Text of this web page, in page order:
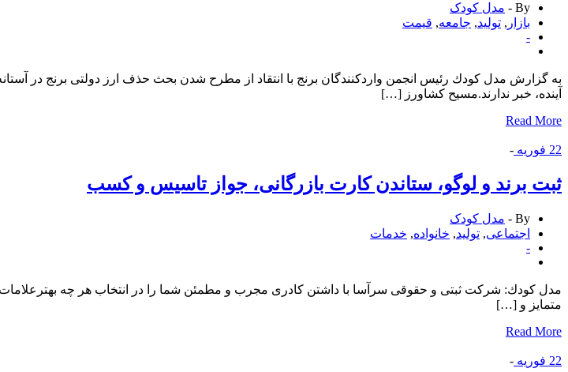
By -
مدل کودک
بازار , تولید, جامعه, قیمت
-
به گزارش مدل كودك رئیس انجمن واردكنندگان برنج با انتقاد از مطرح شدن بحث حذف ارز دولتی برنج در
آینده، خبر ندارند.مسیح كشاورز […]
Read More
22 فوریه -
ثبت برند و لوگو، ستاندن كارت بازرگانی، جواز تاسیس و كسب
By -
مدل کودک
اجتماعی, تولید, خانواده, خدمات
-
مدل كودك: شركت ثبتی و حقوقی سرآسا با داشتن كادری مجرب و مطمئن شما را در انتخاب هر چه
متمایز و […]
Read More
22 فوریه -